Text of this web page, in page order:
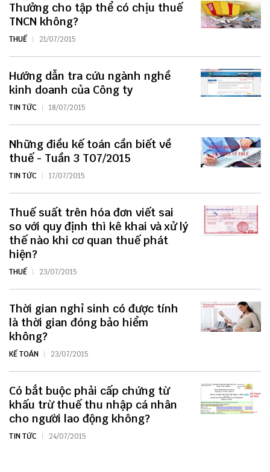
Thưởng cho tập thể có chịu thuế
TNCN không?
THUẾ 21/07/2015
Hướng dẫn tra cứu ngành nghề
kinh doanh của Công ty
TIN TỨC 18/07/2015
Những điều kế toán cần biết về
thuế - Tuần 3 T07/2015
TIN TỨC 17/07/2015
Thuế suất trên hóa đơn viết sai
so với quy định thì kê khai và xử lý
thế nào khi cơ quan thuế phát
hiện?
THUẾ 23/07/2015
Thời gian nghỉ sinh có được tính
là thời gian đóng bảo hiểm
không?
KẾ TOÁN 23/07/2015
Có bắt buộc phải cấp chứng từ
khấu trừ thuế thu nhập cá nhân
cho người lao động không?
TIN TỨC 24/07/2015